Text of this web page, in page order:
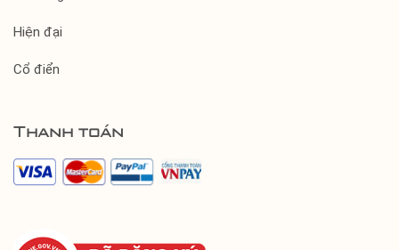
Hiện đại
Cổ điển
Thanh toán